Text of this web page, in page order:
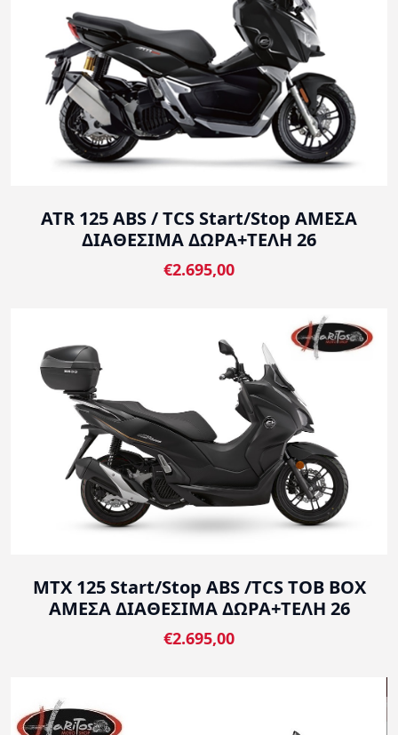
ATR 125 ABS / TCS Start/Stop ΑΜΕΣΑ
ΔΙΑΘΕΣΙΜΑ ΔΩΡΑ+ΤΕΛΗ 26
€2.695,00
MTX 125 Start/Stop ABS /TCS TOB BOX
ΑΜΕΣΑ ΔΙΑΘΕΣΙΜΑ ΔΩΡΑ+ΤΕΛΗ 26
€2.695,00